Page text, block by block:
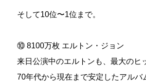
そして10位〜1位まで。
⑩ 8100万枚 エルトン・ジョン
来日公演中のエルトンも、最大のヒ
70年代から現在まで安定したアルバ